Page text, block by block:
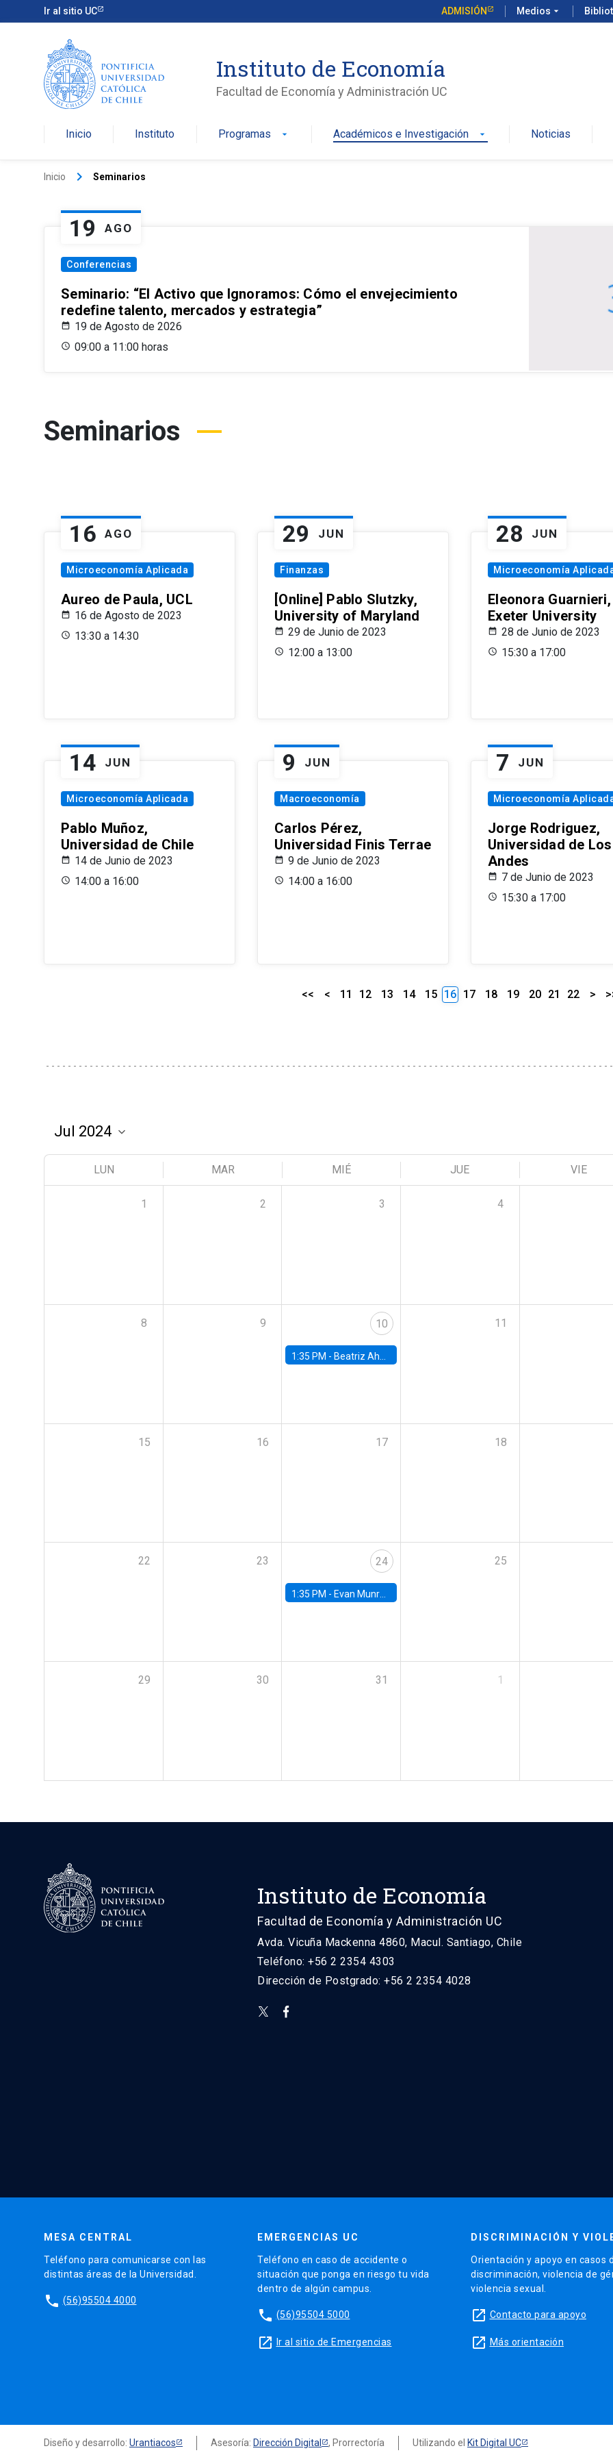
Ir al sitio UC ADMISIÓN Medios arrow_drop_down
Instituto de Economía
Facultad de Economía y Administración UC
Inicio Instituto Programas arrow_drop_down Académicos e Investigación arrow_drop_down Noticias
Inicio keyboard_arrow_right Seminarios
19 AGO
Conferencias
Seminario: “El Activo que Ignoramos: Cómo el envejecimiento
redefine talento, mercados y estrategia”
19 de Agosto de 2026
09:00 a 11:00 horas
Seminarios
16 AGO
Microeconomía Aplicada
Aureo de Paula, UCL
16 de Agosto de 2023
13:30 a 14:30
29 JUN
Finanzas
[Online] Pablo Slutzky,
University of Maryland
29 de Junio de 2023
12:00 a 13:00
28 JUN
Microeconomía
Eleonora Guarnieri,
Exeter University
28 de Junio de 2023
15:30 a 17:00
14 JUN
Microeconomía Aplicada
Pablo Muñoz,
Universidad de Chile
14 de Junio de 2023
14:00 a 16:00
9 JUN
Macroeconomía
Carlos Pérez,
Universidad Finis Terrae
9 de Junio de 2023
14:00 a 16:00
7 JUN
Microeconomía
Jorge Rodriguez,
Universidad de Los
Andes
7 de Junio de 2023
15:30 a 17:00
<< < 11 12 13 14 15 16 17 18 19 20 21 22 >
LUN MAR MIÉ JUE VIE
1 2 3 4
8 9 10
1:35 PM - Beatriz Ahumada, PhD candidate, Universidad de Pittsburgh
11
15 16 17 18
22 23 24
1:35 PM - Evan Munro, Neyman Visiting Assistant Professor in the Department of Statistics at UC Berkeley
25
29 30 31 1
Instituto de Economía
Facultad de Economía y Administración UC
Avda. Vicuña Mackenna 4860, Macul. Santiago, Chile
Teléfono: +56 2 2354 4303
Dirección de Postgrado: +56 2 2354 4028
MESA CENTRAL
Teléfono para comunicarse con las
distintas áreas de la Universidad.
phone (56)95504 4000
EMERGENCIAS UC
Teléfono en caso de accidente o
situación que ponga en riesgo tu vida
dentro de algún campus.
phone (56)95504 5000
launch Ir al sitio de Emergencias
DISCRIMINACIÓN Y
Orientación y apoyo en casos
discriminación, violencia de
violencia sexual.
launch Contacto para apoyo
launch Más orientación
Diseño y desarrollo: Urantiacos Asesoría: Dirección Digital , Prorrectoría Utilizando el Kit Digital UC